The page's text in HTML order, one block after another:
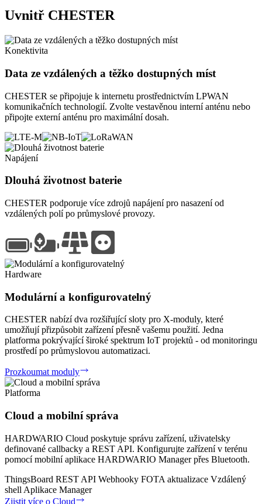
Uvnitř CHESTER
Konektivita
Data ze vzdálených a těžko dostupných míst
CHESTER se připojuje k internetu prostřednictvím LPWAN
komunikačních technologií. Zvolte vestavěnou interní anténu nebo
připojte externí anténu pro maximální dosah.
Napájení
Dlouhá životnost baterie
CHESTER podporuje více zdrojů napájení pro nasazení od
vzdálených polí po průmyslové provozy.
Hardware
Modulární a konfigurovatelný
CHESTER nabízí dva rozšiřující sloty pro X-moduly, které
umožňují přizpůsobit zařízení přesně vašemu použití. Jedna
platforma pokrývající široké spektrum IoT projektů - od monitoringu
prostředí po průmyslovou automatizaci.
Prozkoumat moduly
Platforma
Cloud a mobilní správa
HARDWARIO Cloud poskytuje správu zařízení, uživatelsky
definované callbacky a REST API. Konfigurujte zařízení v terénu
pomocí mobilní aplikace HARDWARIO Manager přes Bluetooth.
ThingsBoard REST API Webhooky FOTA aktualizace Vzdálený
shell Aplikace Manager
Zjistit více o Cloud